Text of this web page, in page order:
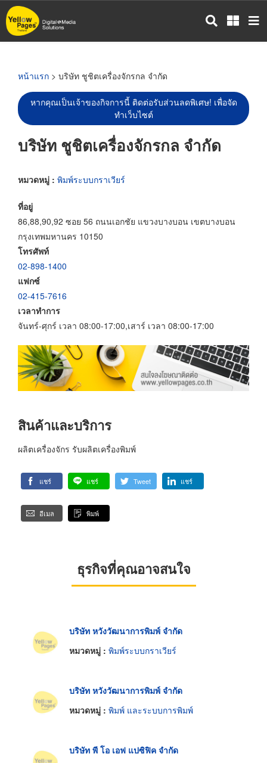
ข้าม
ไป
หน้าแรก > บริษัท ชูชิตเครื่องจักรกล จำกัด
หากคุณเป็นเจ้าของกิจการนี้ ติดต่อรับส่วนลดพิเศษ! เพื่อจัด
ทำเว็บไซต์
บริษัท ชูชิตเครื่องจักรกล จำกัด
หมวดหมู่ : พิมพ์ระบบกราเวียร์
ที่อยู่
86,88,90,92 ซอย 56 ถนนเอกชัย แขวงบางบอน เขตบางบอน
กรุงเทพมหานคร 10150
โทรศัพท์
02-898-1400
แฟกซ์
02-415-7616
เวลาทำการ
จันทร์-ศุกร์ เวลา 08:00-17:00,เสาร์ เวลา 08:00-17:00
สินค้าและบริการ
ผลิตเครื่องจักร รับผลิตเครื่องพิมพ์
แชร์ แชร์ Tweet แชร์
อีเมล พิมพ์
ธุรกิจที่คุณอาจสนใจ
บริษัท หวังวัฒนาการพิมพ์ จำกัด
หมวดหมู่ : พิมพ์ระบบกราเวียร์
บริษัท หวังวัฒนาการพิมพ์ จำกัด
หมวดหมู่ : พิมพ์ และระบบการพิมพ์
บริษัท พี โอ เอฟ แปซิฟิค จำกัด